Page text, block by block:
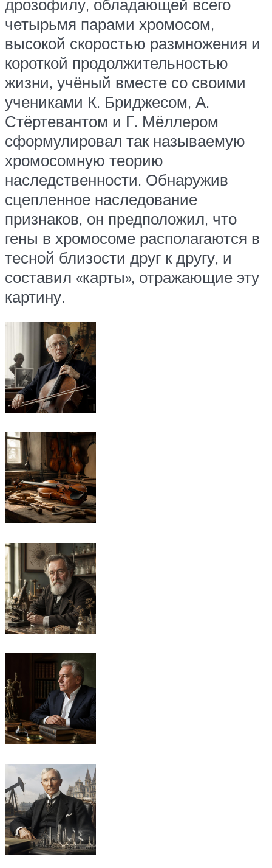
дрозофилу, обладающей всего
четырьмя парами хромосом,
высокой скоростью размножения и
короткой продолжительностью
жизни, учёный вместе со своими
учениками К. Бриджесом, А.
Стёртевантом и Г. Мёллером
сформулировал так называемую
хромосомную теорию
наследственности. Обнаружив
сцепленное наследование
признаков, он предположил, что
гены в хромосоме располагаются в
тесной близости друг к другу, и
составил «карты», отражающие эту
картину.